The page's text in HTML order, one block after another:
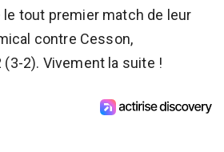
le tout premier match de leur
contre Cesson,
(3-2). Vivement la suite !